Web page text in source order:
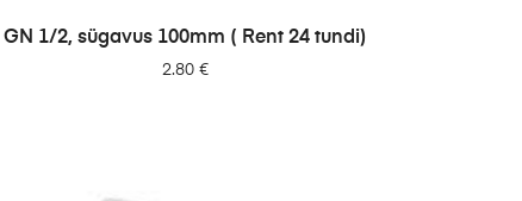
LISA PÄRINGUSSE
GN 1/2, sügavus 100mm ( Rent 24 tundi)
2.80€